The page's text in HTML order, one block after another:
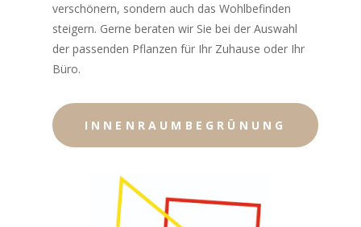
verschönern, sondern auch das Wohlbefinden
steigern. Gerne beraten wir Sie bei der Auswahl
der passenden Pflanzen für Ihr Zuhause oder Ihr
Büro.
INNENRAUMBEGRÜNUNG